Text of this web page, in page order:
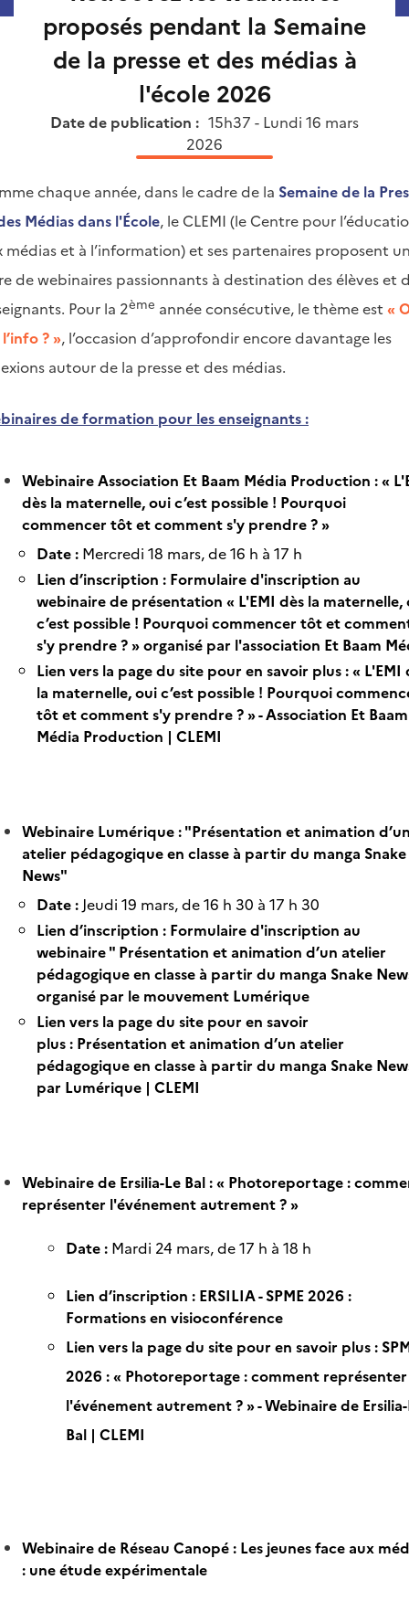
proposés pendant la Semaine
de la presse et des médias à
l'école 2026
Date de publication : 15h37 - Lundi 16 mars
2026
chaque année, dans le cadre de la Semaine de la
Médias dans l'École, le CLEMI (le Centre pour
médias et à l’information) et ses partenaires proposent
de webinaires passionnants à destination des élèves et
Pour la 2ème année consécutive, le thème est «
? », l’occasion d’approfondir encore davantage les
autour de la presse et des médias.
de formation pour les enseignants :
Webinaire Association Et Baam Média Production : «
dès la maternelle, oui c’est possible ! Pourquoi
commencer tôt et comment s'y prendre ? »
Date : Mercredi 18 mars, de 16 h à 17 h
Lien d’inscription : Formulaire d'inscription au
webinaire de présentation « L'EMI dès la maternelle,
c’est possible ! Pourquoi commencer tôt et
s'y prendre ? » organisé par l'association Et Baam
Lien vers la page du site pour en savoir plus :« L'EMI
la maternelle, oui c’est possible ! Pourquoi
tôt et comment s'y prendre ? » - Association Et Baam
Média Production | CLEMI
Webinaire Lumérique : "Présentation et animation
atelier pédagogique en classe à partir du manga Snake
News"
Date : Jeudi 19 mars, de 16 h 30 à 17 h 30
Lien d’inscription : Formulaire d'inscription au
webinaire " Présentation et animation d’un atelier
pédagogique en classe à partir du manga Snake
organisé par le mouvement Lumérique
Lien vers la page du site pour en savoir
plus : Présentation et animation d’un atelier
pédagogique en classe à partir du manga Snake
par Lumérique | CLEMI
Webinaire de Ersilia-Le Bal : « Photoreportage :
représenter l'événement autrement ? »
Date : Mardi 24 mars, de 17 h à 18 h
Lien d’inscription : ERSILIA - SPME 2026 :
Formations en visioconférence
Lien vers la page du site pour en savoir plus :
2026 : « Photoreportage : comment représenter
l'événement autrement ? » - Webinaire de
Bal | CLEMI
Webinaire de Réseau Canopé : Les jeunes face aux
: une étude expérimentale